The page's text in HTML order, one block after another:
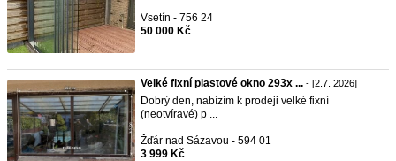
Vsetín - 756 24
50 000 Kč
Velké fixní plastové okno 293x ... - [2.7. 2026]
Dobrý den, nabízím k prodeji velké fixní
(neotvíravé) p ...
Žďár nad Sázavou - 594 01
3 999 Kč